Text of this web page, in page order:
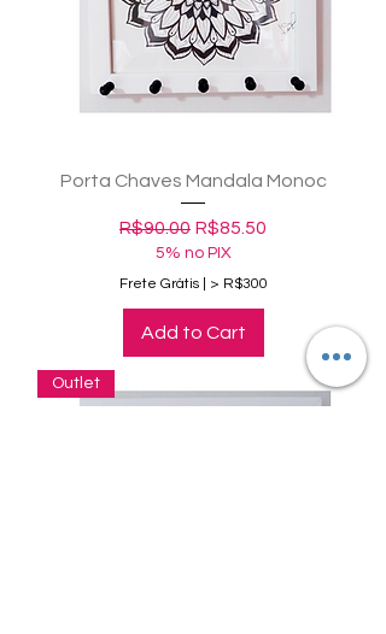
Porta Chaves Mandala Monoc
Regular Price
R$90.00 Sale Price
R$85.50
5% no PIX
Frete Grátis | > R$300
Add to Cart
Outlet